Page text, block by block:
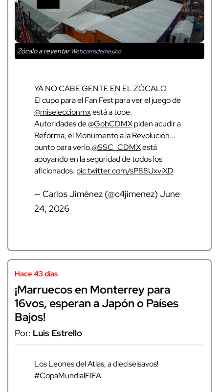
Zócalo a reventarWebcamsdemexico
YA NO CABE GENTE EN EL ZÓCALO
El cupo para el Fan Fest para ver el juego de
@miseleccionmxestá a tope.
Autoridades de@GobCDMXpiden acudir a
Reforma, el Monumento a la Revolución...
punto para verlo.@SSC_CDMXestá
apoyando en la seguridad de todos los
aficionados. pic.twitter.com/sP88UxviXD
— Carlos Jiménez (@c4jimenez) June
24, 2026
Hace 43 días
¡Marruecos en Monterrey para
16vos, esperan a Japón o Países
Bajos!
Por: Luis Estrello
Los Leones del Atlas, a dieciseisavos!
#CopaMundialFIFA